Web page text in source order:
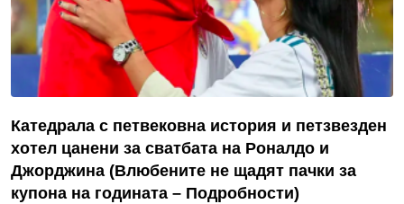
Катедрала с петвековна история и петзвезден
хотел цанени за сватбата на Роналдо и
Джорджина (Влюбените не щадят пачки за
купона на годината – Подробности)